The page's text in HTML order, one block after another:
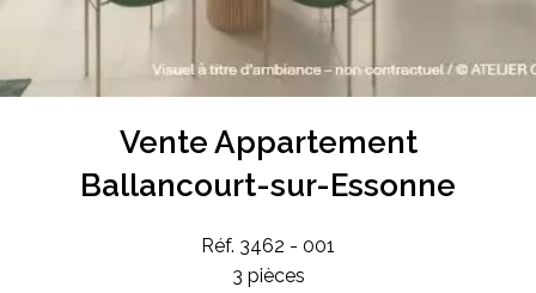
Vente Appartement
Ballancourt-sur-Essonne
Réf. 3462 - 001
3 pièces